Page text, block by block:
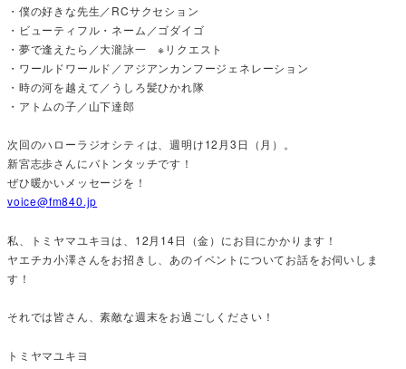
・僕の好きな先生／RCサクセション
・ビューティフル・ネーム／ゴダイゴ
・夢で逢えたら／大瀧詠一 ※リクエスト
・ワールドワールド／アジアンカンフージェネレーション
・時の河を越えて／うしろ髪ひかれ隊
・アトムの子／山下達郎
次回のハローラジオシティは、週明け12月3日（月）。
新宮志歩さんにバトンタッチです！
ぜひ暖かいメッセージを！
voice@fm840.jp
私、トミヤマユキヨは、12月14日（金）にお目にかかります！
ヤエチカ小澤さんをお招きし、あのイベントについてお話をお伺いしま
す！
それでは皆さん、素敵な週末をお過ごしください！
トミヤマユキヨ